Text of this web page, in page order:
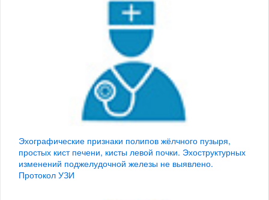
Эхографические признаки полипов жёлчного пузыря,
простых кист печени, кисты левой почки. Эхоструктурных
изменений поджелудочной железы не выявлено.
Протокол УЗИ